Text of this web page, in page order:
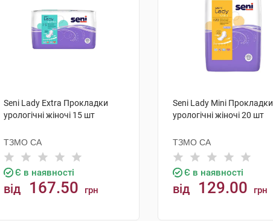
Seni Lady Extra Прокладки
урологічні жіночі 15 шт
ТЗМО СА
Є в наявності
від 167.50 грн
Seni Lady Mini Прокладки
урологічні жіночі 20 шт
ТЗМО СА
Є в наявності
від 129.00 грн